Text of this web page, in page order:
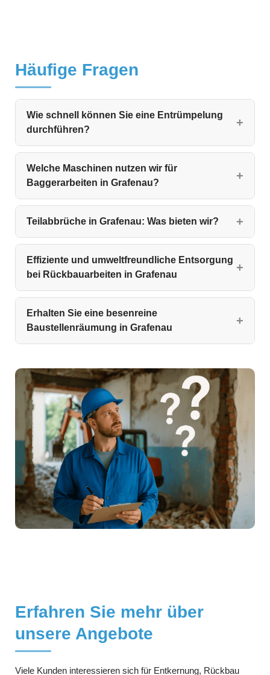
Häufige Fragen
Wie schnell können Sie eine Entrümpelung
durchführen?
Welche Maschinen nutzen wir für
Baggerarbeiten in Grafenau?
Teilabbrüche in Grafenau: Was bieten wir?
Effiziente und umweltfreundliche Entsorgung
bei Rückbauarbeiten in Grafenau
Erhalten Sie eine besenreine
Baustellenräumung in Grafenau
Erfahren Sie mehr über
unsere Angebote
Viele Kunden interessieren sich für Entkernung, Rückbau